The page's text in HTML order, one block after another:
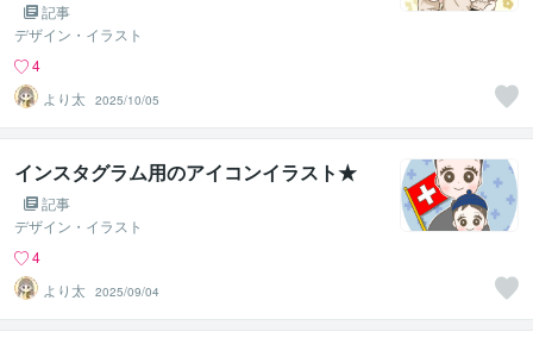
記事
デザイン・イラスト
4
より太
2025/10/05
インスタグラム用のアイコンイラスト★
記事
デザイン・イラスト
4
より太
2025/09/04